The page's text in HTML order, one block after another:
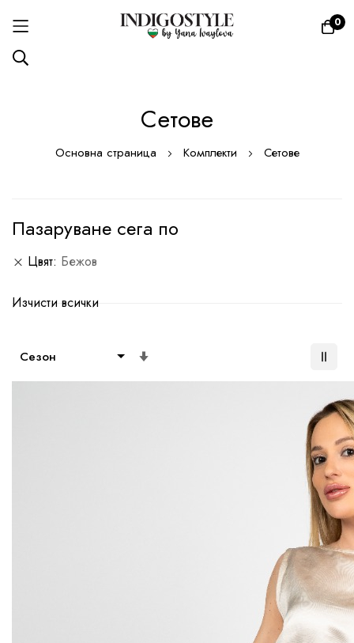
0
Сетове
Основна страница Комплекти Сетове
Пазаруване сега по
Цвят Бежов
Изчисти всички